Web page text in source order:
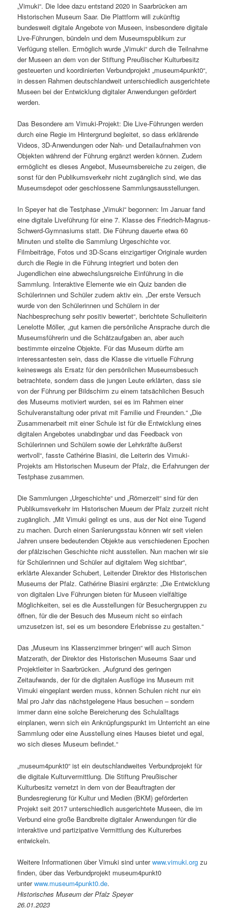
„Vimuki“. Die Idee dazu entstand 2020 in Saarbrücken am
Historischen Museum Saar. Die Plattform will zukünftig
bundesweit digitale Angebote von Museen, insbesondere digitale
Live-Führungen, bündeln und dem Museumspublikum zur
Verfügung stellen. Ermöglich wurde „Vimuki“ durch die Teilnahme
der Museen an dem von der Stiftung Preußischer Kulturbesitz
gesteuerten und koordinierten Verbundprojekt „museum4punkt0“,
in dessen Rahmen deutschlandweit unterschiedlich ausgerichtete
Museen bei der Entwicklung digitaler Anwendungen gefördert
werden.
Das Besondere am Vimuki-Projekt: Die Live-Führungen werden
durch eine Regie im Hintergrund begleitet, so dass erklärende
Videos, 3D-Anwendungen oder Nah- und Detailaufnahmen von
Objekten während der Führung ergänzt werden können. Zudem
ermöglicht es dieses Angebot, Museumsbereiche zu zeigen, die
sonst für den Publikumsverkehr nicht zugänglich sind, wie das
Museumsdepot oder geschlossene Sammlungsausstellungen.
In Speyer hat die Testphase „Vimuki“ begonnen: Im Januar fand
eine digitale Liveführung für eine 7. Klasse des Friedrich-Magnus-
Schwerd-Gymnasiums statt. Die Führung dauerte etwa 60
Minuten und stellte die Sammlung Urgeschichte vor.
Filmbeiträge, Fotos und 3D-Scans einzigartiger Originale wurden
durch die Regie in die Führung integriert und boten den
Jugendlichen eine abwechslungsreiche Einführung in die
Sammlung. Interaktive Elemente wie ein Quiz banden die
Schülerinnen und Schüler zudem aktiv ein. „Der erste Versuch
wurde von den Schülerinnen und Schülern in der
Nachbesprechung sehr positiv bewertet“, berichtete Schulleiterin
Lenelotte Möller, „gut kamen die persönliche Ansprache durch die
Museumsführerin und die Schätzaufgaben an, aber auch
bestimmte einzelne Objekte. Für das Museum dürfte am
interessantesten sein, dass die Klasse die virtuelle Führung
keineswegs als Ersatz für den persönlichen Museumsbesuch
betrachtete, sondern dass die jungen Leute erklärten, dass sie
von der Führung per Bildschirm zu einem tatsächlichen Besuch
des Museums motiviert wurden, sei es im Rahmen einer
Schulveranstaltung oder privat mit Familie und Freunden.“ „Die
Zusammenarbeit mit einer Schule ist für die Entwicklung eines
digitalen Angebotes unabdingbar und das Feedback von
Schülerinnen und Schülern sowie der Lehrkräfte äußerst
wertvoll“, fasste Cathérine Biasini, die Leiterin des Vimuki-
Projekts am Historischen Museum der Pfalz, die Erfahrungen der
Testphase zusammen.
Die Sammlungen „Urgeschichte“ und „Römerzeit“ sind für den
Publikumsverkehr im Historischen Mueum der Pfalz zurzeit nicht
zugänglich. „Mit Vimuki gelingt es uns, aus der Not eine Tugend
zu machen. Durch einen Sanierungsstau können wir seit vielen
Jahren unsere bedeutenden Objekte aus verschiedenen Epochen
der pfälzischen Geschichte nicht ausstellen. Nun machen wir sie
für Schülerinnen und Schüler auf digitalem Weg sichtbar“,
erklärte Alexander Schubert, Leitender Direktor des Historischen
Museums der Pfalz. Cathérine Biasini ergänzte: „Die Entwicklung
von digitalen Live Führungen bieten für Museen vielfältige
Möglichkeiten, sei es die Ausstellungen für Besuchergruppen zu
öffnen, für die der Besuch des Museum nicht so einfach
umzusetzen ist, sei es um besondere Erlebnisse zu gestalten.“
Das „Museum ins Klassenzimmer bringen“ will auch Simon
Matzerath, der Direktor des Historischen Museums Saar und
Projektleiter in Saarbrücken. „Aufgrund des geringen
Zeitaufwands, der für die digitalen Ausflüge ins Museum mit
Vimuki eingeplant werden muss, können Schulen nicht nur ein
Mal pro Jahr das nächstgelegene Haus besuchen – sondern
immer dann eine solche Bereicherung des Schulalltags
einplanen, wenn sich ein Anknüpfungspunkt im Unterricht an eine
Sammlung oder eine Ausstellung eines Hauses bietet und egal,
wo sich dieses Museum befindet.“
„museum4punkt0“ ist ein deutschlandweites Verbundprojekt für
die digitale Kulturvermittlung. Die Stiftung Preußischer
Kulturbesitz vernetzt in dem von der Beauftragten der
Bundesregierung für Kultur und Medien (BKM) geförderten
Projekt seit 2017 unterschiedlich ausgerichtete Museen, die im
Verbund eine große Bandbreite digitaler Anwendungen für die
interaktive und partizipative Vermittlung des Kulturerbes
entwickeln.
Weitere Informationen über Vimuki sind unterwww.vimuki.org zu
finden, über das Verbundprojekt museum4punkt0
unterwww.museum4punkt0.de.
Historisches Museum der Pfalz Speyer
26.01.2023